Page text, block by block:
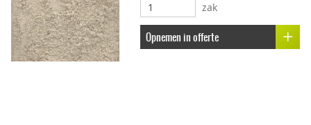
Onderhoudsvriendelijk
zak
Opnemen in offerte